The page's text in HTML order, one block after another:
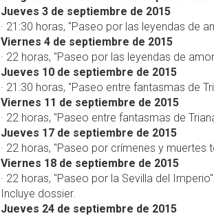
Jueves 3 de septiembre de 2015
· 21:30 horas, "Paseo por las leyendas de
Viernes 4 de septiembre de 2015
· 22 horas, "Paseo por las leyendas de
Jueves 10 de septiembre de 2015
· 21:30 horas, "Paseo entre fantasmas de
Viernes 11 de septiembre de 2015
· 22 horas, "Paseo entre fantasmas de
Jueves 17 de septiembre de 2015
· 22 horas, "Paseo por crímenes y muertes
Viernes 18 de septiembre de 2015
· 22 horas, "Paseo por la Sevilla del
Incluye dossier.
Jueves 24 de septiembre de 2015